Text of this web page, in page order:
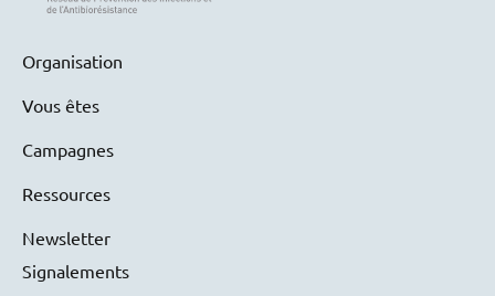
Organisation
Vous êtes
Campagnes
Ressources
Newsletter
Signalements